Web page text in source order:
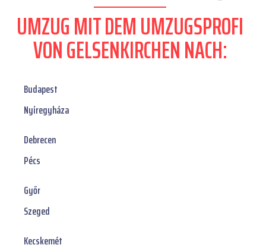
UMZUG MIT DEM UMZUGSPROFI
VON GELSENKIRCHEN NACH:
Budapest
Nyíregyháza
Debrecen
Pécs
Győr
Szeged
Kecskemét